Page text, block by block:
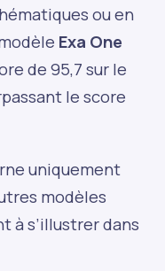
ou en
Exa One
de 95,7 sur le
le score
uniquement
modèles
à s’illustrer dans